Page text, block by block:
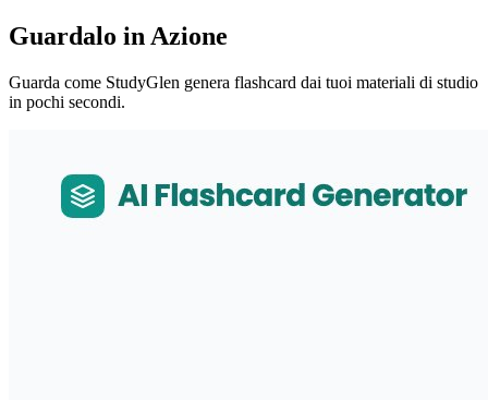
Guardalo in Azione
Guarda come StudyGlen genera flashcard dai tuoi materiali di studio
in pochi secondi.